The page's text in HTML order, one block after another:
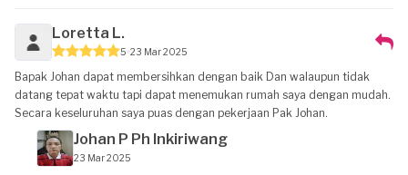
Loretta L.
5 23 Mar 2025
Bapak Johan dapat membersihkan dengan baik Dan walaupun tidak
datang tepat waktu tapi dapat menemukan rumah saya dengan mudah.
Secara keseluruhan saya puas dengan pekerjaan Pak Johan.
Johan P Ph Inkiriwang
23 Mar 2025